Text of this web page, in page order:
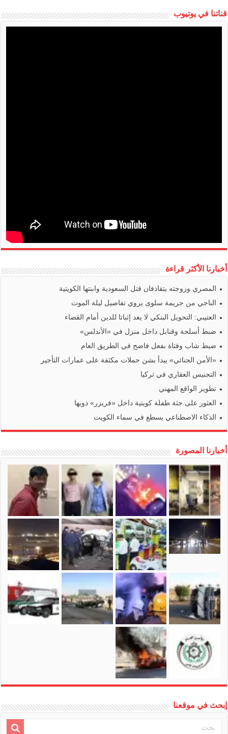
قناتنا في يوتيوب
أخبارنا الأكثر قراءة
المصري وزوجته يتقاذفان قتل السعودية وابنتها الكويتية
الناجي من جريمة سلوى يروي تفاصيل ليلة الموت
العتيبي: التحويل البنكي لا يعد إثباتا للدين أمام القضاء
ضبط أسلحة وقنابل داخل منزل في «الأندلس»
ضبط شاب وفتاة بفعل فاضح في الطريق العام
«الأمن الجنائي» يبدأ بشن حملات مكثفة على عمارات التأجير
التجنيس العقاري في تركيا
تطوير الواقع المهني
العثور على جثة طفلة كويتية داخل «فريزر» ذويها
الذكاء الاصطناعي يسطع في سماء الكويت
أخبارنا المصورة
إبحث في موقعنا